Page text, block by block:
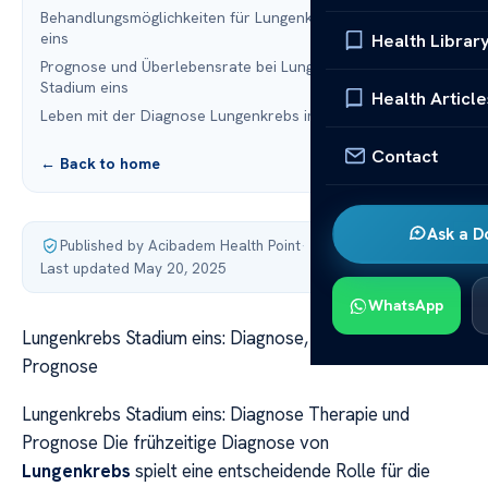
Health
Health
Contact
Ask a
WhatsApp
Behandlungsmöglichkeiten für Lungenkrebs im Stadium
eins
Prognose und Überlebensrate bei Lungenkrebs im
Stadium eins
Leben mit der Diagnose Lungenkrebs im Stadium eins
← Back to home
Published by Acibadem Health Point·
Last updated May 20, 2025
Lungenkrebs Stadium eins: Diagnose, Therapie und
Prognose
Lungenkrebs Stadium eins: Diagnose Therapie und
Prognose Die frühzeitige Diagnose von
Lungenkrebs spielt eine entscheidende Rolle für die